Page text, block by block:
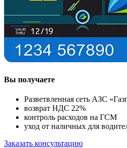
Вы получаете
Разветвленная сеть АЗС
возврат НДС 22%
контроль расходов на ГСМ
уход от наличных для
Заказать консультацию